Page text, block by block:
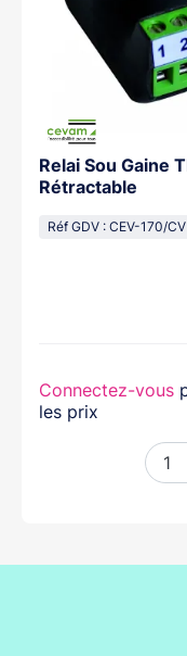
au panier
Relai Sou Gaine
Rétractable
Réf GDV : CEV-170/CV
Connectez-vous
les prix